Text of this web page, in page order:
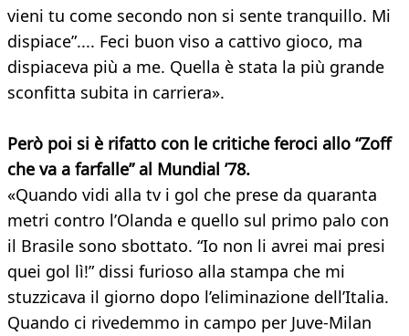
vieni tu come secondo non si sente tranquillo. Mi
dispiace”.... Feci buon viso a cattivo gioco, ma
dispiaceva più a me. Quella è stata la più grande
sconfitta subita in carriera».
Però poi si è rifatto con le critiche feroci allo “Zoff
che va a farfalle” al Mundial ’78.
«Quando vidi alla tv i gol che prese da quaranta
metri contro l’Olanda e quello sul primo palo con
il Brasile sono sbottato. “Io non li avrei mai presi
quei gol lì!” dissi furioso alla stampa che mi
stuzzicava il giorno dopo l’eliminazione dell’Italia.
Quando ci rivedemmo in campo per Juve-Milan